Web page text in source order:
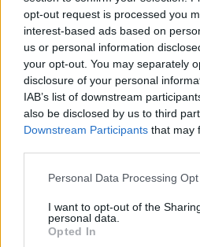
opt-out request is processed you
interest-based ads based on
us or personal information
your opt-out. You may separately
disclosure of your personal
IAB’s list of downstream
also be disclosed by us to third
Downstream Participants that may
Please note that this website/app
not limited to your visit or usage
grant or deny consent to Google
use your data for below specified
Personal Data Processing
I want to opt-out of the
personal data.
Opted In